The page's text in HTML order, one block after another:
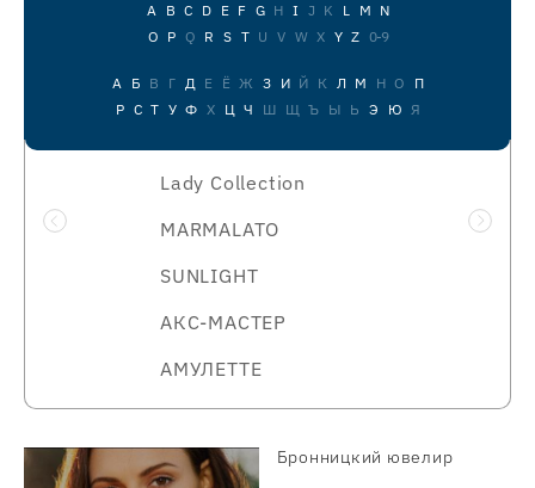
A B C D E F G H I J K L M
N
O
P Q R S T U V W X Y Z 0-9
А Б В Г Д Е Ё Ж З И Й К Л М Н О
П
Р
С Т У Ф Х Ц Ч Ш Щ Ъ Ы Ь Э Ю Я
Lady Collection
MARMALATO
SUNLIGHT
АКС-МАСТЕР
АМУЛЕТТЕ
Бронницкий ювелир